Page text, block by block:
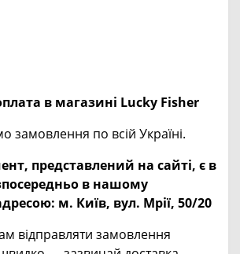
в магазині Lucky Fisher
замовлення по всій Україні.
представлений на сайті, є в
в нашому
м. Київ, вул. Мрії, 50/20
відправляти замовлення